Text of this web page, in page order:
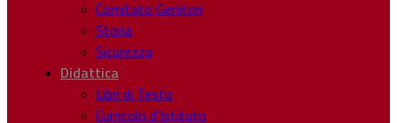
Comitato Genitori
Storia
Sicurezza
Didattica
Libri di Testo
Curricolo d’Istituto